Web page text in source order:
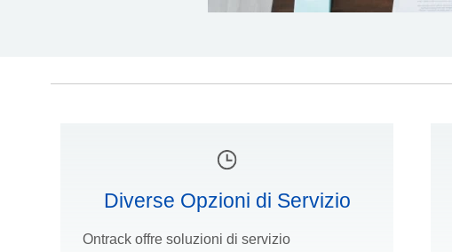
Diverse Opzioni di Servizio
Ontrack offre soluzioni di servizio